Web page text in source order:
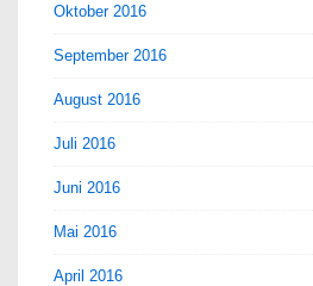
Oktober 2016
September 2016
August 2016
Juli 2016
Juni 2016
Mai 2016
April 2016